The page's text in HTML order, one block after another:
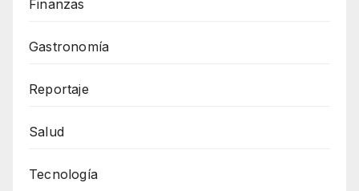
Finanzas
Gastronomía
Reportaje
Salud
Tecnología